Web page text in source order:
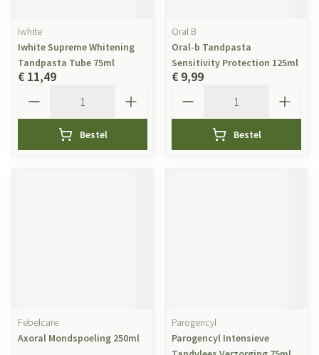
Iwhite
Iwhite Supreme Whitening
Tandpasta Tube 75ml
€ 11,49
Bestel
Oral B
Oral-b Tandpasta
Sensitivity Protection 125ml
€ 9,99
Bestel
Febelcare
Axoral Mondspoeling 250ml
Parogencyl
Parogencyl Intensieve